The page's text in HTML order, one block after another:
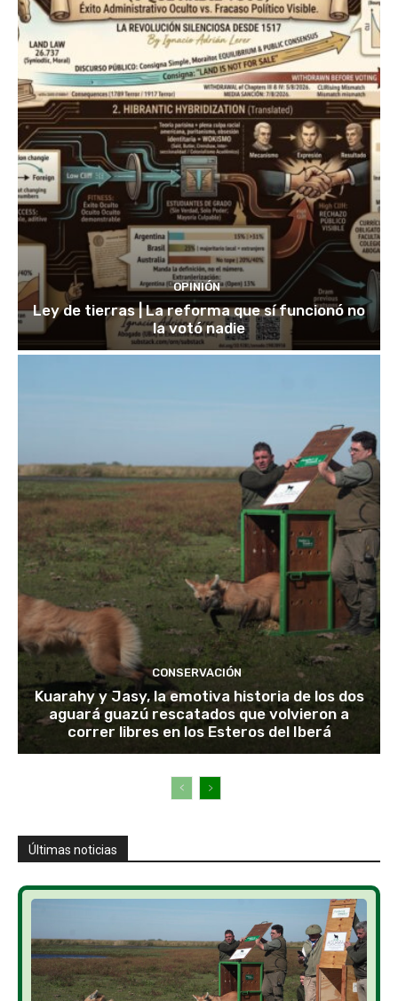
OPINIÓN
Ley de tierras | La reforma que sí funcionó no
la votó nadie
CONSERVACIÓN
Kuarahy y Jasy, la emotiva historia de los dos
aguará guazú rescatados que volvieron a
correr libres en los Esteros del Iberá
Últimas noticias